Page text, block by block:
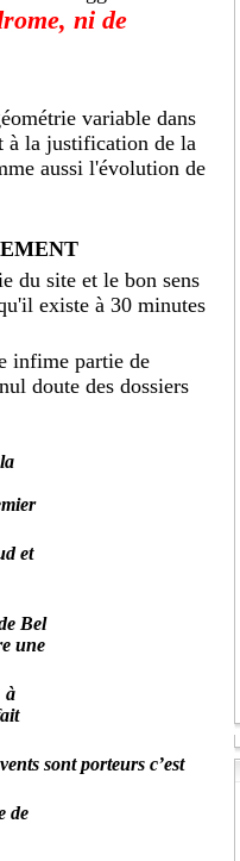
ni de
variable dans
à la justification de la
aussi l'évolution de
du site et le bon sens
existe à 30 minutes
infime partie de
doute des dossiers
et
Bel
une
à
sont porteurs c’est
de